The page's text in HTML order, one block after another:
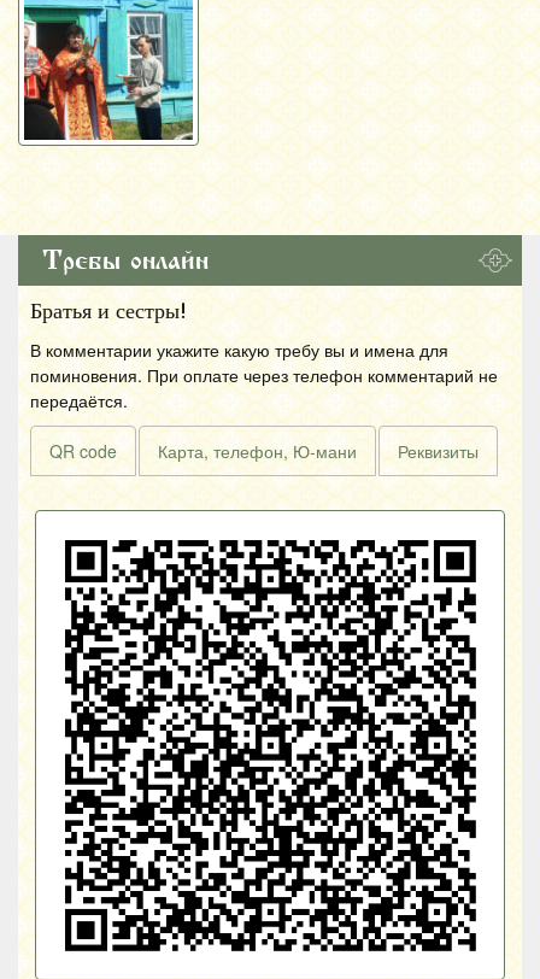
Требы онлайн
Братья и сестры!
В комментарии укажите какую требу вы и имена для
поминовения. При оплате через телефон комментарий не
передаётся.
QR code Карта, телефон, Ю-мани Реквизиты